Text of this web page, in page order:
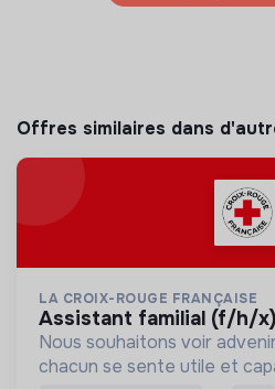
Offres similaires dans
LA CROIX-ROUGE FRANÇAISE
assistant familial (f/h/x)
Nous souhaitons voir
chacun se sente utile et